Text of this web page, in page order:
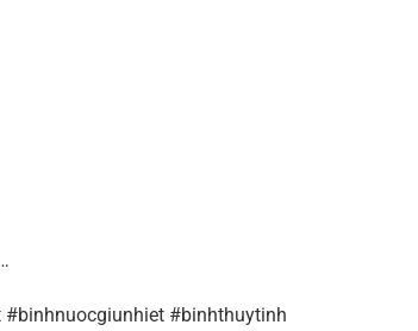
#binhthuytinh